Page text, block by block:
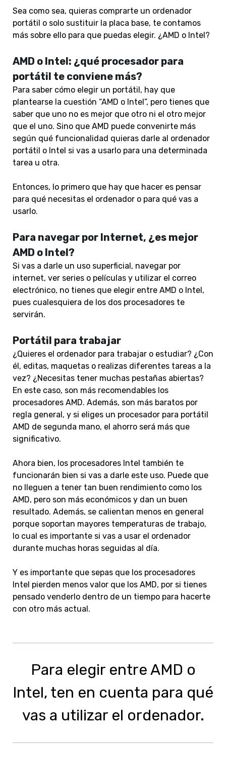
Sea como sea, quieras comprarte un ordenador
portátil o solo sustituir la placa base, te contamos
más sobre ello para que puedas elegir. ¿AMD o Intel?
AMD o Intel: ¿qué procesador para
portátil te conviene más?
Para saber cómo elegir un portátil, hay que
plantearse la cuestión “AMD o Intel”, pero tienes que
saber que uno no es mejor que otro ni el otro mejor
que el uno. Sino que AMD puede convenirte más
según qué funcionalidad quieras darle al ordenador
portátil o Intel si vas a usarlo para una determinada
tarea u otra.
Entonces, lo primero que hay que hacer es pensar
para qué necesitas el ordenador o para qué vas a
usarlo.
Para navegar por Internet, ¿es mejor
AMD o Intel?
Si vas a darle un uso superficial, navegar por
internet, ver series o películas y utilizar el correo
electrónico, no tienes que elegir entre AMD o Intel,
pues cualesquiera de los dos procesadores te
servirán.
Portátil para trabajar
¿Quieres el ordenador para trabajar o estudiar? ¿Con
él, editas, maquetas o realizas diferentes tareas a la
vez? ¿Necesitas tener muchas pestañas abiertas?
En este caso, son más recomendables los
procesadores AMD. Además, son más baratos por
regla general, y si eliges un procesador para portátil
AMD de segunda mano, el ahorro será más que
significativo.
Ahora bien, los procesadores Intel también te
funcionarán bien si vas a darle este uso. Puede que
no lleguen a tener tan buen rendimiento como los
AMD, pero son más económicos y dan un buen
resultado. Además, se calientan menos en general
porque soportan mayores temperaturas de trabajo,
lo cual es importante si vas a usar el ordenador
durante muchas horas seguidas al día.
Y es importante que sepas que los procesadores
Intel pierden menos valor que los AMD, por si tienes
pensado venderlo dentro de un tiempo para hacerte
con otro más actual.
Para elegir entre AMD o
Intel, ten en cuenta para qué
vas a utilizar el ordenador.